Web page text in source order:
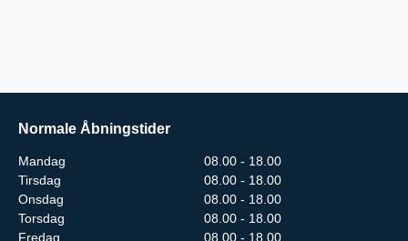
Normale Åbningstider
Mandag
08.00 - 18.00
Tirsdag
08.00 - 18.00
Onsdag
08.00 - 18.00
Torsdag
08.00 - 18.00
Fredag
08.00 - 18.00